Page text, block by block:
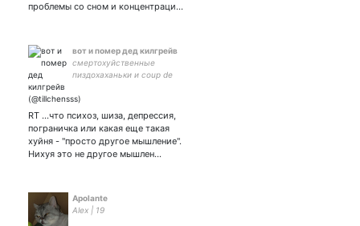
проблемы со сном и концентраци…
вот и помер дед килгрейв
смертохуйственные
пиздохаханьки и coup de
RT ...что психоз, шиза, депрессия,
пограничка или какая еще такая
хуйня - "просто другое мышление".
Нихуя это не другое мышлен…
Apolante
Alex | 19